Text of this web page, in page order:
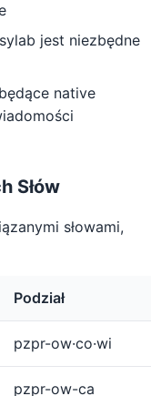
jest niezbędne
native
Słów
słowami,
Podział
pzpr-ow·co·wi
pzpr-ow-ca